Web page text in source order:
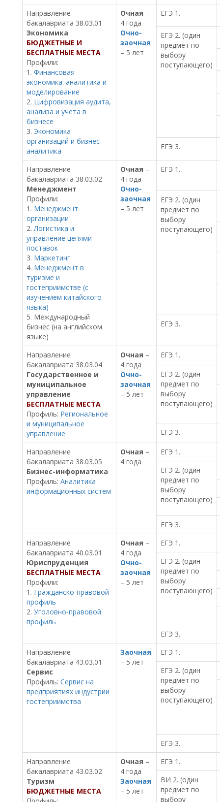
Направление
бакалавриата 38.03.01
Экономика
БЮДЖЕТНЫЕ И
БЕСПЛАТНЫЕ МЕСТА
Профили:
1. Финансовая
экономика: аналитика и
моделирование
2. Цифровизация аудита,
анализа и учета в
бизнесе
3. Экономика
организаций и бизнес-
аналитика
Очная –
4 года
Очно-
заочная
– 5 лет
ЕГЭ 1.
ЕГЭ 2. (один
предмет по
выбору
поступающего)
ЕГЭ 3.
Направление
бакалавриата 38.03.02
Менеджмент
Профили:
1. Менеджмент
организации
2.Логистика и
управление цепями
поставок
3. Маркетинг
4. Менеджмент в
туризме и
гостеприимстве (с
изучением китайского
языка)
5. Международный
бизнес (на английском
языке)
Очная –
4 года
Очно-
заочная
– 5 лет
ЕГЭ 1.
ЕГЭ 2. (один
предмет по
выбору
поступающего)
ЕГЭ 3.
Направление
бакалавриата 38.03.04
Государственное и
муниципальное
управление
БЕСПЛАТНЫЕ МЕСТА
Профиль: Региональное
и муниципальное
управление
Очная –
4 года
Очно-
заочная
– 5 лет
ЕГЭ 1.
ЕГЭ 2. (один
предмет по
выбору
поступающего)
ЕГЭ 3.
Направление
бакалавриата 38.03.05
Бизнес-информатика
Профиль: Аналитика
информационных систем
Очная –
4 года
ЕГЭ 1.
ЕГЭ 2. (один
предмет по
выбору
поступающего)
ЕГЭ 3.
Направление
бакалавриата 40.03.01
Юриспруденция
БЕСПЛАТНЫЕ МЕСТА
Профили:
1. Гражданско-правовой
профиль
2. Уголовно-правовой
профиль
Очная –
4 года
Очно-
заочная
– 5 лет
ЕГЭ 1.
ЕГЭ 2. (один
предмет по
выбору
поступающего)
ЕГЭ 3.
Направление
бакалавриата 43.03.01
Сервис
Профиль: Сервис на
предприятиях индустрии
гостеприимства
Заочная
– 5 лет
ЕГЭ 1.
ЕГЭ 2. (один
предмет по
выбору
поступающего)
ЕГЭ 3.
Направление
бакалавриата 43.03.02
Туризм
БЮДЖЕТНЫЕ МЕСТА
Очная –
4 года
Заочная
– 5 лет
ЕГЭ 1.
ВИ 2. (один
предмет по
выбору